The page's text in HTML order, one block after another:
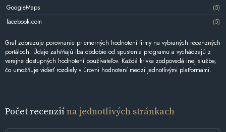
GoogleMaps
(5)
facebook.com
(5)
Graf zobrazuje porovnanie priemerných hodnotení firmy na vybraných recenzných
portáloch. Údaje zahŕňajú iba obdobie od spustenia programu a vychádzajú z
verejne dostupných hodnotení používateľov. Každá krivka zodpovedá inej službe,
čo umožňuje vidieť rozdiely v úrovni hodnotení medzi jednotlivými platformami.
Počet recenziína jednotlivých stránkach